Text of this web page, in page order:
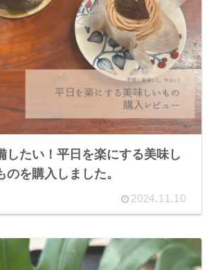
したい！平日を楽にする美味し
のを購入しました。
2024.11.10